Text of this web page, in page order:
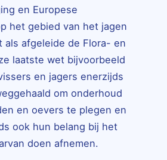
en Europese
het gebied van het jagen
als afgeleide de Flora- en
laatste wet bijvoorbeeld
en jagers enerzijds
om onderhoud
en oevers te plegen en
ook hun belang bij het
doen afnemen.